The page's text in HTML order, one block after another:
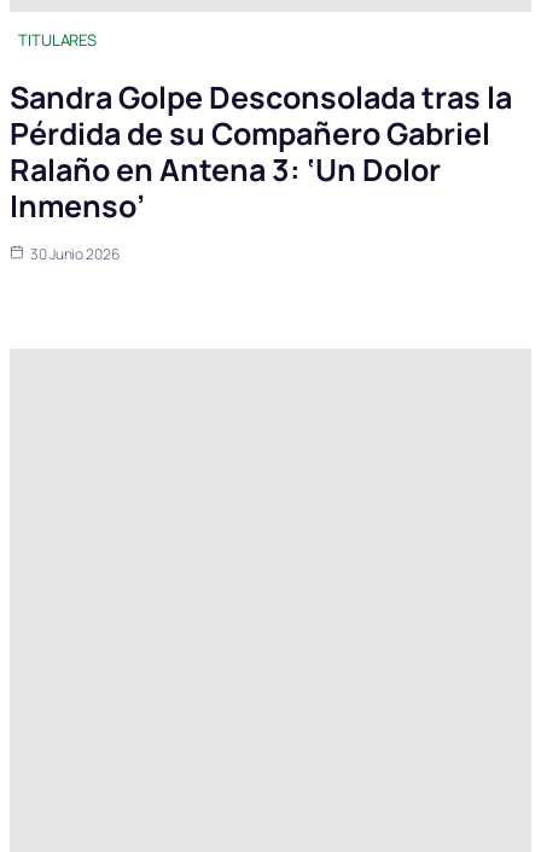
TITULARES
Sandra Golpe Desconsolada tras la
Pérdida de su Compañero Gabriel
Ralaño en Antena 3: ‘Un Dolor
Inmenso’
30 Junio 2026